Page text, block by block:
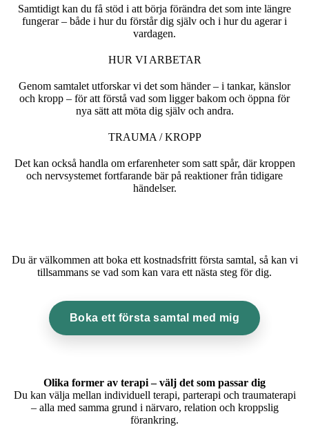
Samtidigt kan du få stöd i att börja förändra det som inte längre
fungerar – både i hur du förstår dig själv och i hur du agerar i
vardagen.
HUR VI ARBETAR
Genom samtalet utforskar vi det som händer – i tankar, känslor
och kropp – för att förstå vad som ligger bakom och öppna för
nya sätt att möta dig själv och andra.
TRAUMA / KROPP
Det kan också handla om erfarenheter som satt spår, där kroppen
och nervsystemet fortfarande bär på reaktioner från tidigare
händelser.
Du är välkommen att boka ett kostnadsfritt första samtal, så kan vi
tillsammans se vad som kan vara ett nästa steg för dig.
Boka ett första samtal med mig
Olika former av terapi – välj det som passar dig
Du kan välja mellan individuell terapi, parterapi och traumaterapi
– alla med samma grund i närvaro, relation och kroppslig
förankring.